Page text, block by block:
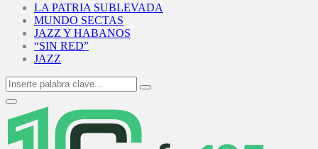
LA PATRIA SUBLEVADA
MUNDO SECTAS
JAZZ Y HABANOS
“SIN RED”
JAZZ
Search
for:
Search
Primary
Menu